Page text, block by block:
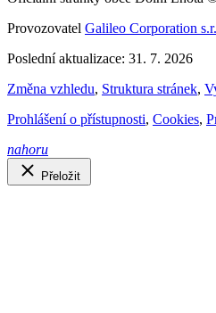
Provozovatel Galileo Corporation
Poslední aktualizace: 31. 7. 2026
Změna vzhledu, Struktura stránek,
Prohlášení o přístupnosti, Cookies,
nahoru
Přeložit